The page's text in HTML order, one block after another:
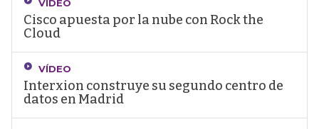
VÍDEO
Cisco apuesta por la nube con Rock the
Cloud
VÍDEO
Interxion construye su segundo centro de
datos en Madrid